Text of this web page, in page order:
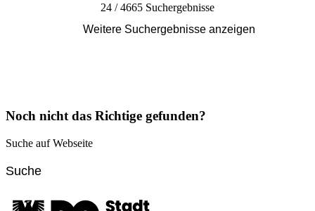
24 / 4665 Suchergebnisse
Weitere Suchergebnisse anzeigen
Noch nicht das Richtige gefunden?
Suche auf Webseite